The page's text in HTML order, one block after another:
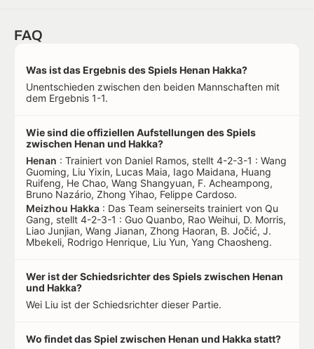
FAQ
Was ist das Ergebnis des Spiels Henan Hakka?
Unentschieden zwischen den beiden Mannschaften mit
dem Ergebnis 1-1.
Wie sind die offiziellen Aufstellungen des Spiels
zwischen Henan und Hakka?
Henan : Trainiert von Daniel Ramos, stellt 4-2-3-1 : Wang
Guoming, Liu Yixin, Lucas Maia, Iago Maidana, Huang
Ruifeng, He Chao, Wang Shangyuan, F. Acheampong,
Bruno Nazário, Zhong Yihao, Felippe Cardoso.
Meizhou Hakka : Das Team seinerseits trainiert von Qu
Gang, stellt 4-2-3-1 : Guo Quanbo, Rao Weihui, D. Morris,
Liao Junjian, Wang Jianan, Zhong Haoran, B. Jočić, J.
Mbekeli, Rodrigo Henrique, Liu Yun, Yang Chaosheng.
Wer ist der Schiedsrichter des Spiels zwischen Henan
und Hakka?
Wei Liu ist der Schiedsrichter dieser Partie.
Wo findet das Spiel zwischen Henan und Hakka statt?